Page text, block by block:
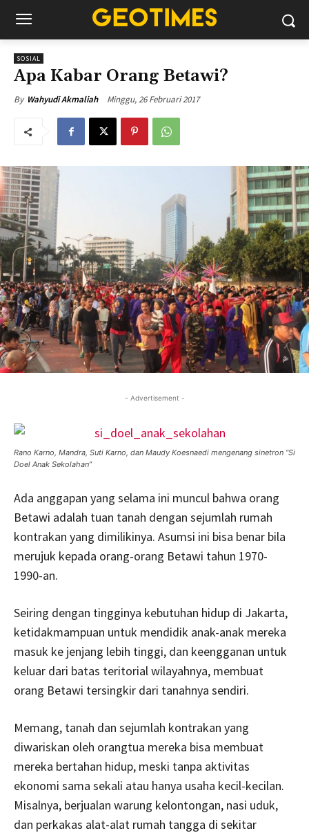
SOSIAL
Apa Kabar Orang Betawi?
By Wahyudi Akmaliah Minggu, 26 Februari 2017
- Advertisement -
Rano Karno, Mandra, Suti Karno, dan Maudy Koesnaedi mengenang sinetron “Si
Doel Anak Sekolahan”
Ada anggapan yang selama ini muncul bahwa orang
Betawi adalah tuan tanah dengan sejumlah rumah
kontrakan yang dimilikinya. Asumsi ini bisa benar bila
merujuk kepada orang-orang Betawi tahun 1970-
1990-an.
Seiring dengan tingginya kebutuhan hidup di Jakarta,
ketidakmampuan untuk mendidik anak-anak mereka
masuk ke jenjang lebih tinggi, dan keengganan untuk
keluar dari batas teritorial wilayahnya, membuat
orang Betawi tersingkir dari tanahnya sendiri.
Memang, tanah dan sejumlah kontrakan yang
diwariskan oleh orangtua mereka bisa membuat
mereka bertahan hidup, meski tanpa aktivitas
ekonomi sama sekali atau hanya usaha kecil-kecilan.
Misalnya, berjualan warung kelontongan, nasi uduk,
dan perkakas alat-alat rumah tangga di sekitar